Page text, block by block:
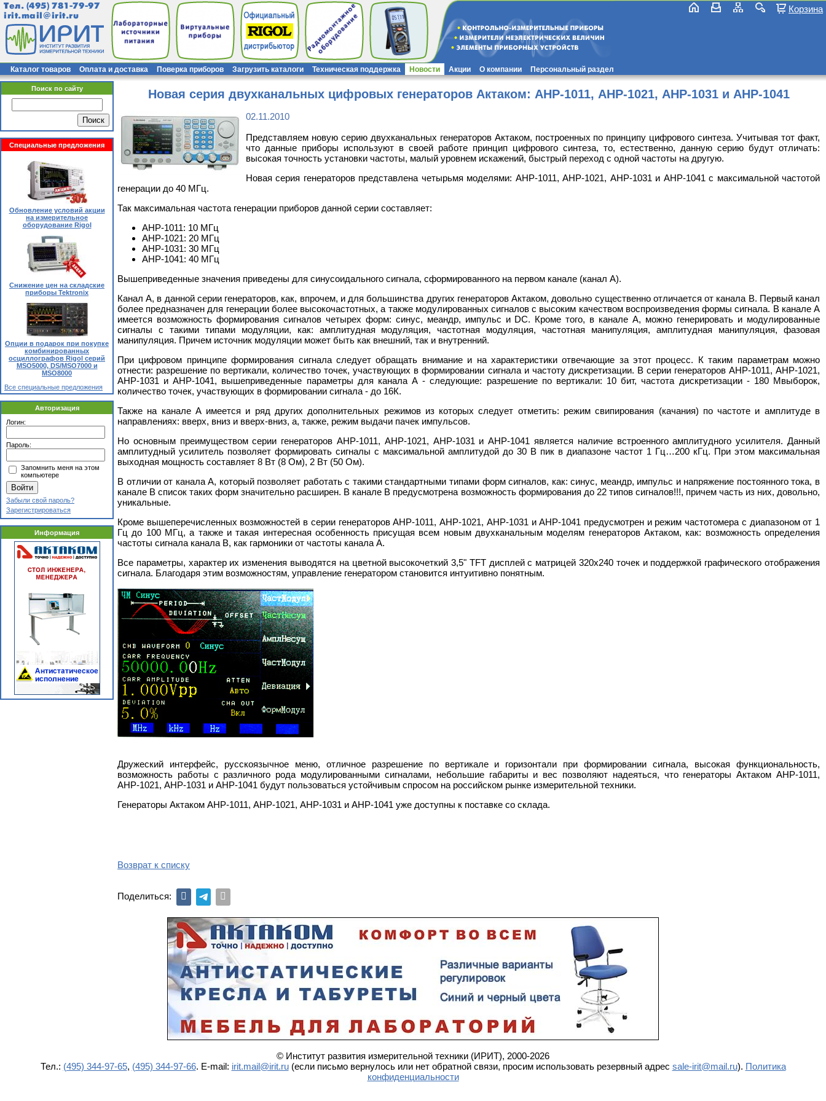
Тел. (495) 781-79-97
irit.mail@irit.ru
Корзина
Каталог товаров Оплата и доставка Поверка приборов Загрузить каталоги Техническая поддержка Новости Акции О компании Персональный раздел
Поиск по сайту
Специальные предложения
Обновление условий акции
на измерительное
оборудование Rigol
Снижение цен на складские
приборы Tektronix
Опции в подарок при покупке
комбинированных
осциллографов Rigol серий
MSO5000, DS/MSO7000 и
MSO8000
Все специальные предложения
Авторизация
Логин:
Пароль:
Запомнить меня на этом
компьютере
Забыли свой пароль?
Зарегистрироваться
Информация
Новая серия двухканальных цифровых генераторов Актаком: АНР-1011, АНР-1021, АНР-1031 и АНР-1041
02.11.2010
Представляем новую серию двухканальных генераторов Актаком, построенных по принципу цифрового синтеза. Учитывая тот факт,
что данные приборы используют в своей работе принцип цифрового синтеза, то, естественно, данную серию будут отличать:
высокая точность установки частоты, малый уровнем искажений, быстрый переход с одной частоты на другую.
Новая серия генераторов представлена четырьмя моделями: АНР-1011, АНР-1021, АНР-1031 и АНР-1041 с максимальной частотой
генерации до 40 МГц.
Так максимальная частота генерации приборов данной серии составляет:
АНР-1011: 10 МГц
АНР-1021: 20 МГц
АНР-1031: 30 МГц
АНР-1041: 40 МГц
Вышеприведенные значения приведены для синусоидального сигнала, сформированного на первом канале (канал А).
Канал А, в данной серии генераторов, как, впрочем, и для большинства других генераторов Актаком, довольно существенно отличается от канала B. Первый канал
более предназначен для генерации более высокочастотных, а также модулированных сигналов с высоким качеством воспроизведения формы сигнала. В канале А
имеется возможность формирования сигналов четырех форм: синус, меандр, импульс и DC. Кроме того, в канале А, можно генерировать и модулированные
сигналы с такими типами модуляции, как: амплитудная модуляция, частотная модуляция, частотная манипуляция, амплитудная манипуляция, фазовая
манипуляция. Причем источник модуляции может быть как внешний, так и внутренний.
При цифровом принципе формирования сигнала следует обращать внимание и на характеристики отвечающие за этот процесс. К таким параметрам можно
отнести: разрешение по вертикали, количество точек, участвующих в формировании сигнала и частоту дискретизации. В серии генераторов АНР-1011, АНР-1021,
АНР-1031 и АНР-1041, вышеприведенные параметры для канала А - следующие: разрешение по вертикали: 10 бит, частота дискретизации - 180 Мвыборок,
количество точек, участвующих в формировании сигнала - до 16К.
Также на канале А имеется и ряд других дополнительных режимов из которых следует отметить: режим свипирования (качания) по частоте и амплитуде в
направлениях: вверх, вниз и вверх-вниз, а, также, режим выдачи пачек импульсов.
Но основным преимуществом серии генераторов АНР-1011, АНР-1021, АНР-1031 и АНР-1041 является наличие встроенного амплитудного усилителя. Данный
амплитудный усилитель позволяет формировать сигналы с максимальной амплитудой до 30 В пик в диапазоне частот 1 Гц…200 кГц. При этом максимальная
выходная мощность составляет 8 Вт (8 Ом), 2 Вт (50 Ом).
В отличии от канала А, который позволяет работать с такими стандартными типами форм сигналов, как: синус, меандр, импульс и напряжение постоянного тока, в
канале B список таких форм значительно расширен. В канале B предусмотрена возможность формирования до 22 типов сигналов!!!, причем часть из них, довольно,
уникальные.
Кроме вышеперечисленных возможностей в серии генераторов АНР-1011, АНР-1021, АНР-1031 и АНР-1041 предусмотрен и режим частотомера с диапазоном от 1
Гц до 100 МГц, а также и такая интересная особенность присущая всем новым двухканальным моделям генераторов Актаком, как: возможность определения
частоты сигнала канала B, как гармоники от частоты канала A.
Все параметры, характер их изменения выводятся на цветной высокочеткий 3,5" TFT дисплей с матрицей 320х240 точек и поддержкой графического отображения
сигнала. Благодаря этим возможностям, управление генератором становится интуитивно понятным.
Дружеский интерфейс, русскоязычное меню, отличное разрешение по вертикале и горизонтали при формировании сигнала, высокая функциональность,
возможность работы с различного рода модулированными сигналами, небольшие габариты и вес позволяют надеяться, что генераторы Актаком АНР-1011,
АНР-1021, АНР-1031 и АНР-1041 будут пользоваться устойчивым спросом на российском рынке измерительной техники.
Генераторы Актаком АНР-1011, АНР-1021, АНР-1031 и АНР-1041 уже доступны к поставке со склада.
Возврат к списку
Поделиться:
© Институт развития измерительной техники (ИРИТ), 2000-2026
Тел.: (495) 344-97-65, (495) 344-97-66. E-mail: irit.mail@irit.ru(если письмо вернулось или нет обратной связи, просим использовать резервный адрес sale-irit@mail.ru). Политика
конфиденциальности